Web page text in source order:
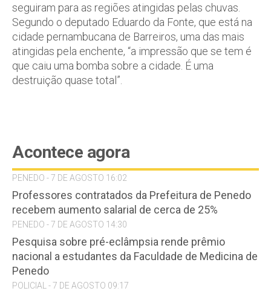
seguiram para as regiões atingidas pelas chuvas.
Segundo o deputado Eduardo da Fonte, que está na
cidade pernambucana de Barreiros, uma das mais
atingidas pela enchente, “a impressão que se tem é
que caiu uma bomba sobre a cidade. É uma
destruição quase total”.
Acontece agora
PENEDO - 7 DE AGOSTO 16:02
Professores contratados da Prefeitura de Penedo
recebem aumento salarial de cerca de 25%
PENEDO - 7 DE AGOSTO 14:30
Pesquisa sobre pré-eclâmpsia rende prêmio
nacional a estudantes da Faculdade de Medicina de
Penedo
POLICIAL - 7 DE AGOSTO 09:17